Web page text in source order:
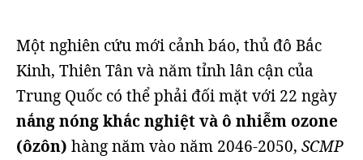
Một nghiên cứu mới cảnh báo, thủ đô Bắc
Kinh, Thiên Tân và năm tỉnh lân cận của
Trung Quốc có thể phải đối mặt với 22 ngày
nắng nóng khắc nghiệt và ô nhiễm ozone
(ôzôn) hàng năm vào năm 2046-2050, SCMP